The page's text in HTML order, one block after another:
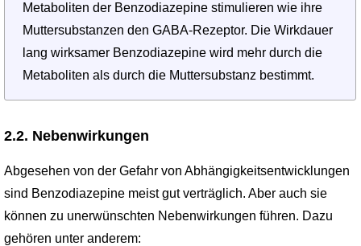
Metaboliten der Benzodiazepine stimulieren wie ihre
Muttersubstanzen den GABA-Rezeptor. Die Wirkdauer
lang wirksamer Benzodiazepine wird mehr durch die
Metaboliten als durch die Muttersubstanz bestimmt.
2.2. Nebenwirkungen
Abgesehen von der Gefahr von Abhängigkeitsentwicklungen
sind Benzodiazepine meist gut verträglich. Aber auch sie
können zu unerwünschten Nebenwirkungen führen. Dazu
gehören unter anderem: